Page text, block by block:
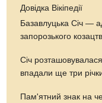
Довідка Вікіпедії
Базавлуцька Січ —
запорозького
Січ
впадали ще три
Пам'ятний знак на